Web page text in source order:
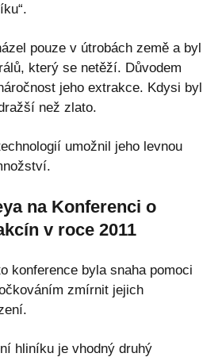
pouze v útrobách země a byl
který se netěží. Důvodem
jeho extrakce. Kdysi byl
než zlato.
umožnil jeho levnou
na Konferenci o
v roce 2011
konference byla snaha pomoci
zmírnit jejich
hliníku je vhodný druhý